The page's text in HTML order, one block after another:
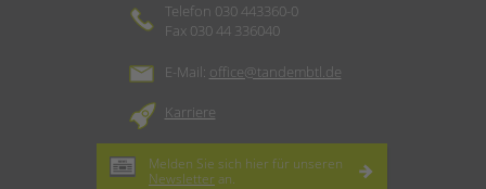
Telefon 030 443360-0
Fax 030 44 336040
E-Mail: office@tandembtl.de
Karriere
Melden Sie sich hier für unseren
Newsletter an.